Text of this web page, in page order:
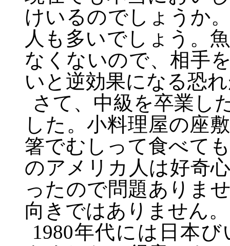
けいるのでしょうか
人も多いでしょう。
なくないので、相手
いと逆効果になる恐
さて、中級を卒業し
した。小料理屋の座
箸でむしって食べて
のアメリカ人は好奇
ったので問題ありま
向きではありません。
1980年代には日本